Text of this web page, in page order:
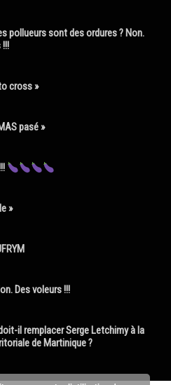
pollueurs sont des ordures ? Non.
cross »
pasé »
»
Des voleurs !!!
il remplacer Serge Letchimy à la
de Martinique ?